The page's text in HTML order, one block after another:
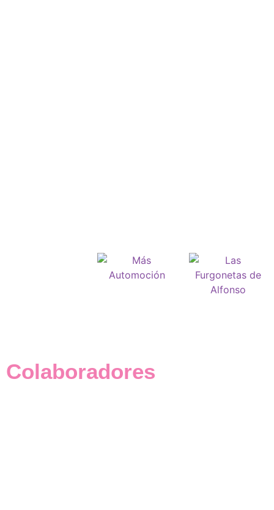
Colaboradores